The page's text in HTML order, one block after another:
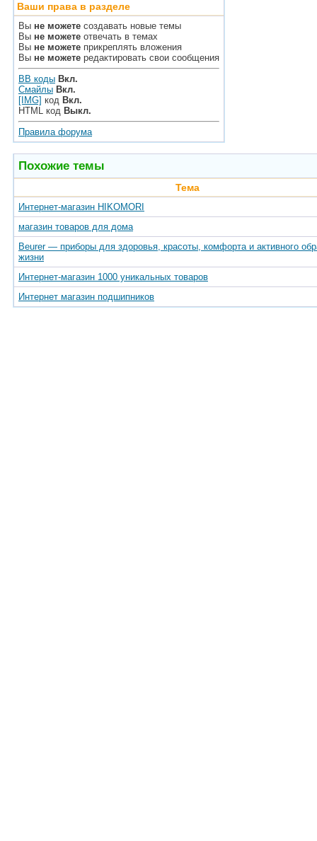
Ваши права в разделе
Вы не можете создавать новые темы
Вы не можете отвечать в темах
Вы не можете прикреплять вложения
Вы не можете редактировать свои сообщения
BB коды Вкл.
Смайлы Вкл.
[IMG] код Вкл.
HTML код Выкл.
Правила форума
Похожие темы
Тема
Интернет-магазин HIKOMORI
магазин товаров для дома
Beurer — приборы для здоровья, красоты, комфорта и активного
жизни
Интернет-магазин 1000 уникальных товаров
Интернет магазин подшипников